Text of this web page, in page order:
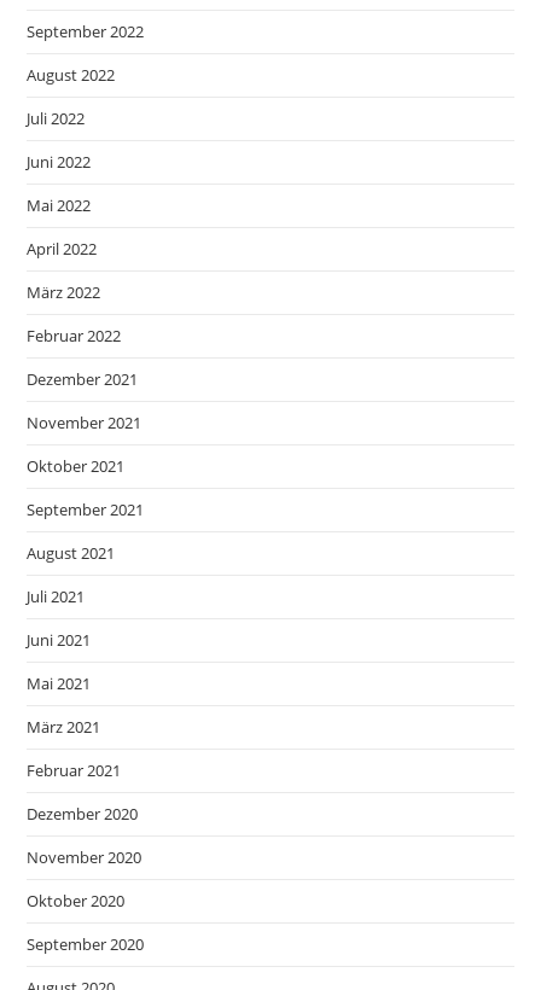
September 2022
August 2022
Juli 2022
Juni 2022
Mai 2022
April 2022
März 2022
Februar 2022
Dezember 2021
November 2021
Oktober 2021
September 2021
August 2021
Juli 2021
Juni 2021
Mai 2021
März 2021
Februar 2021
Dezember 2020
November 2020
Oktober 2020
September 2020